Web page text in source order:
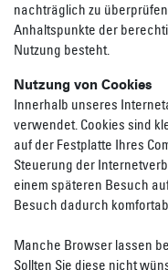
nachträglich zu
Anhaltspunkte der
Nutzung besteht.
Nutzung von Cookies
Innerhalb unseres
verwendet. Cookies sind
auf der Festplatte Ihres
Steuerung der
einem späteren Besuch
Besuch dadurch
Manche Browser lassen
Sollten Sie diese nicht